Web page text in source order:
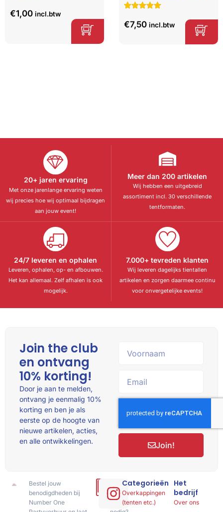
€1,00 incl.btw
5.00 op 5
gebaseerd
€7,50 incl.btw
20+ jaren ervaring
Met onze jarenlange ervaring weten
wij precies hoe wij optimaal bijdragen
aan jouw event!
Meer dan 200 artikelen
Wij hebben een uitgebreid
assortiment incl. 30 verschillende
tentformaten.
24/7 leveren en ophalen
Leveren, ophalen, op- en afbouwen.
Het kan allemaal. Zelf afhalen is ook
mogelijk.
7.000+ tevreden klanten
Wij leveren dagelijks tientallen
artikelen en zorgen daarmee continu
voor onvergetelijke events!
Bestel jouw
benodigdheden bij
Number One
Hulp
of
advies
Categorieën
Overkappingen
(tenten etc.)
Het
bedrijf
Over ons
Join the club
en ontvang
10% korting!
Door je aan te melden,
ontvang je eenmalig 10%
korting en ben je als
eerste op de hoogte van
nieuwe artikelen, acties,
en alle ontwikkelingen.
Join!